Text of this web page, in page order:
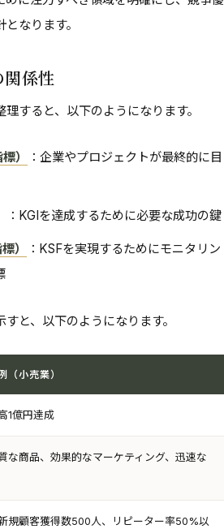
なります。
関係性
すると、以下のようになります。
）
：企業やプロジェクトが最終的に目
：KGIを達成するために必要な成功の鍵
）
：KSFを実現するためにモニタリン
と、以下のようになります。
（小売業）
1億円達成
な商品、効果的なマーケティング、迅速な
規顧客獲得数500人、リピーター率50%以